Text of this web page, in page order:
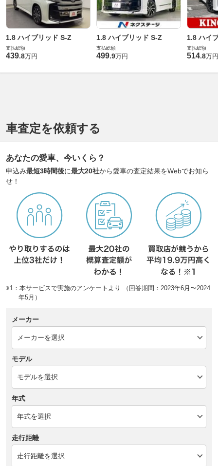
1.8 ハイブリッド S-Z
支払総額
439.8万円
1.8 ハイブリッド S-Z
支払総額
499.9万円
1.8 ハイ
支払総額
514.8万円
車査定を依頼する
あなたの愛車、今いくら？
申込み最短3時間後に最大20社から愛車の査定結果をWebでお知ら
せ！
※1：本サービスで実施のアンケートより （回答期間：2023年6月〜2024
年5月）
メーカー
モデル
年式
走行距離